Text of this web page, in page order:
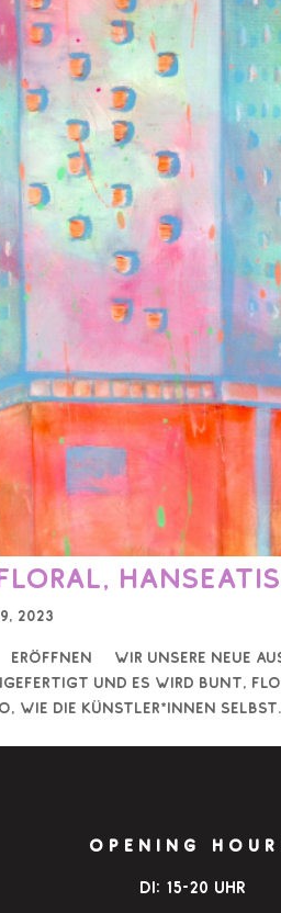
2023
eröffnen wir unsere neue
und es wird bunt,
wie die Künstler*innen
OPENING
Di: 15-20 Uhr